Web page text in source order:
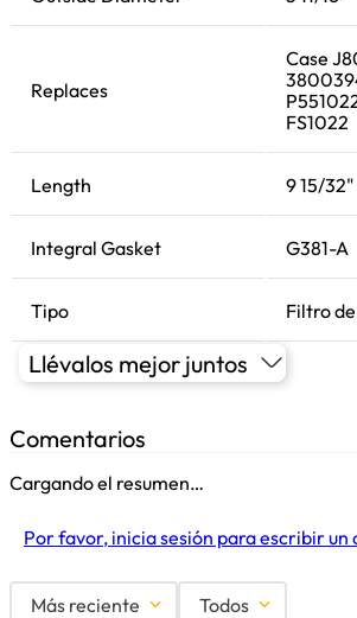
Replaces
Case
FS1022
Length 9 15/32"
Integral Gasket G381-A
Tipo Filtro
Llévalos mejor juntos
Comentarios
Cargando el resumen…
Por favor, inicia sesión para escribir
Más reciente Todos